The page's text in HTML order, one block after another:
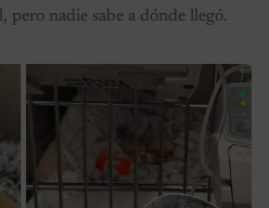
pero nadie sabe a dónde llegó.